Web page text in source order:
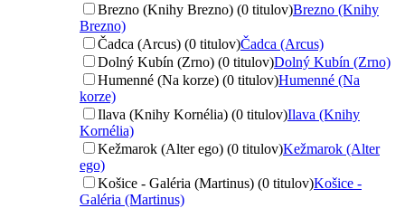
Brezno (Knihy Brezno) (0 titulov)Brezno (Knihy
Brezno)
Čadca (Arcus) (0 titulov)Čadca (Arcus)
Dolný Kubín (Zrno) (0 titulov)Dolný Kubín (Zrno)
Humenné (Na korze) (0 titulov)Humenné (Na
korze)
Ilava (Knihy Kornélia) (0 titulov)Ilava (Knihy
Kornélia)
Kežmarok (Alter ego) (0 titulov)Kežmarok (Alter
ego)
Košice - Galéria (Martinus) (0 titulov)Košice -
Galéria (Martinus)